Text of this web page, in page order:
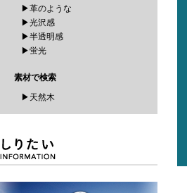
▶革のような
▶光沢感
▶半透明感
▶蛍光
素材で検索
▶天然木